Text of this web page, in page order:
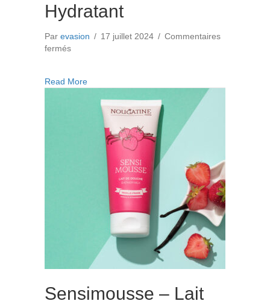
Hydratant
Par evasion / 17 juillet 2024 / Commentaires
ferméssur
Lait
Hydratant
Read Moreabout Nutrimiel – Lait Corps Hydratant
Sensimousse – Lait